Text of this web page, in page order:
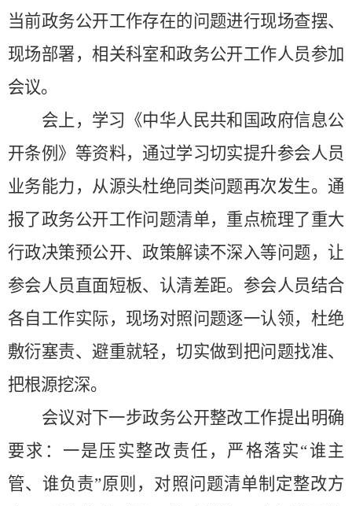
当前政务公开工作存在的问题进行现场查摆、
现场部署，相关科室和政务公开工作人员参加
会议。
会上， 学习 《中华人民共和国政府信息公
开条例》 等资料， 通过学习切实提升参会人员
业务能力，从源头杜绝同类问题再次发生。通
报了政务公开工作问题清单，重点梳理了重大
行政决策预公开、 政策解读不深入等问题，让
参会人员直面短板、认清差距。参会人员结合
各自工作实际，现场对照问题逐一认领，杜绝
敷衍塞责、避重就轻，切实做到把问题找准、
把根源挖深。
会议对下一步政务公开整改工作提出明确
要求：一是压实整改责任，严格落实“谁主
管、谁负责”原则，对照问题清单制定整改方